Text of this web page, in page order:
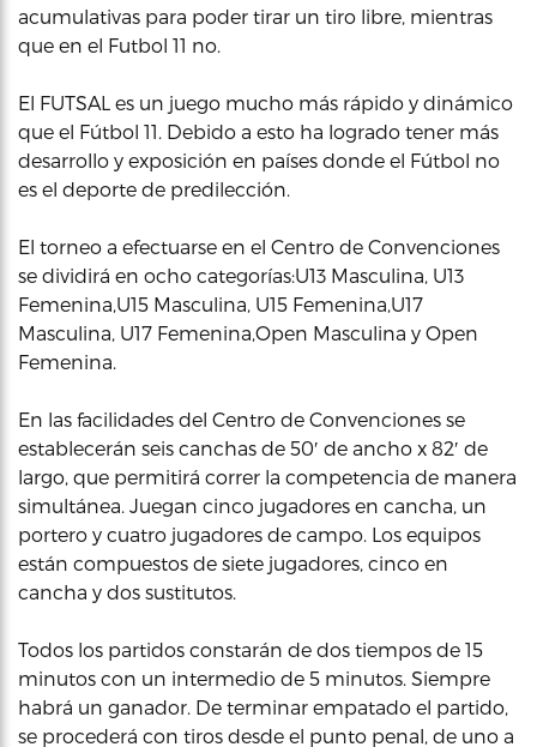
acumulativas para poder tirar un tiro libre, mientras
que en el Futbol 11 no.
El FUTSAL es un juego mucho más rápido y dinámico
que el Fútbol 11. Debido a esto ha logrado tener más
desarrollo y exposición en países donde el Fútbol no
es el deporte de predilección.
El torneo a efectuarse en el Centro de Convenciones
se dividirá en ocho categorías:U13 Masculina, U13
Femenina,U15 Masculina, U15 Femenina,U17
Masculina, U17 Femenina,Open Masculina y Open
Femenina.
En las facilidades del Centro de Convenciones se
establecerán seis canchas de 50′ de ancho x 82′ de
largo, que permitirá correr la competencia de manera
simultánea. Juegan cinco jugadores en cancha, un
portero y cuatro jugadores de campo. Los equipos
están compuestos de siete jugadores, cinco en
cancha y dos sustitutos.
Todos los partidos constarán de dos tiempos de 15
minutos con un intermedio de 5 minutos. Siempre
habrá un ganador. De terminar empatado el partido,
se procederá con tiros desde el punto penal, de uno a